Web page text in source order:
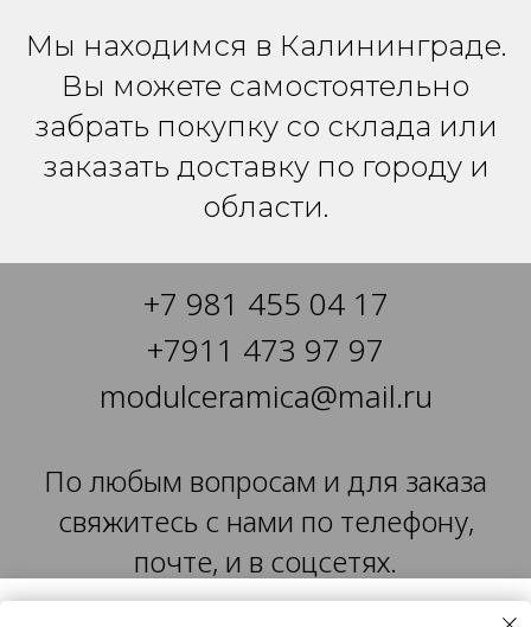
Мы находимся в Калининграде.
Вы можете самостоятельно
забрать покупку со склада или
заказать доставку по городу и
области.
+7 981 455 04 17
+7911 473 97 97
modulceramica@mail.ru
По любым вопросам и для заказа
свяжитесь с нами по телефону,
почте, и в соцсетях.